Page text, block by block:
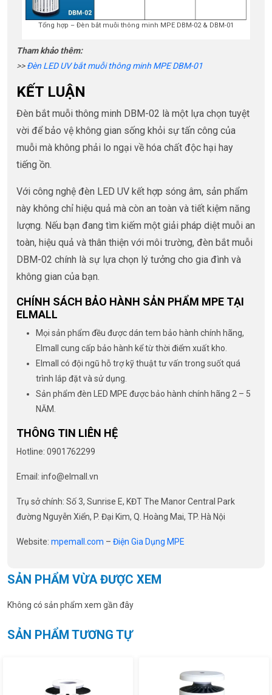
Tổng hợp – Đèn bắt muỗi thông minh MPE DBM-02 & DBM-01
Tham khảo thêm:
>>Đèn LED UV bắt muỗi thông minh MPE DBM-01
KẾT LUẬN
Đèn bắt muỗi thông minh DBM-02 là một lựa chọn tuyệt
vời để bảo vệ không gian sống khỏi sự tấn công của
muỗi mà không phải lo ngại về hóa chất độc hại hay
tiếng ồn.
Với công nghệ đèn LED UV kết hợp sóng âm, sản phẩm
này không chỉ hiệu quả mà còn an toàn và tiết kiệm năng
lượng. Nếu bạn đang tìm kiếm một giải pháp diệt muỗi an
toàn, hiệu quả và thân thiện với môi trường, đèn bắt muỗi
DBM-02 chính là sự lựa chọn lý tưởng cho gia đình và
không gian của bạn.
CHÍNH SÁCH BẢO HÀNH SẢN PHẨM MPE TẠI
ELMALL
Mọi sản phẩm đều được dán tem bảo hành chính hãng,
Elmall cung cấp bảo hành kể từ thời điểm xuất kho.
Elmall có đội ngũ hỗ trợ kỹ thuật tư vấn trong suốt quá
trình lắp đặt và sử dụng.
Sản phẩm đèn LED MPE được bảo hành chính hãng 2 – 5
NĂM.
THÔNG TIN LIÊN HỆ
Hotline: 0901762299
Email: info@elmall.vn
Trụ sở chính: Số 3, Sunrise E, KĐT The Manor Central Park
đường Nguyễn Xiển, P. Đại Kim, Q. Hoàng Mai, TP. Hà Nội
Website: mpemall.com – Điện Gia Dụng MPE
SẢN PHẨM VỪA ĐƯỢC XEM
Không có sản phẩm xem gần đây
SẢN PHẨM TƯƠNG TỰ